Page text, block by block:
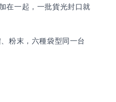
在一起，一批貨光封口就
粉末，六種袋型同一台